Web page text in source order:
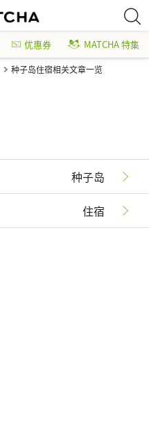
优惠券 MATCHA 特集
种子岛住宿相关文章一览
种子岛
住宿